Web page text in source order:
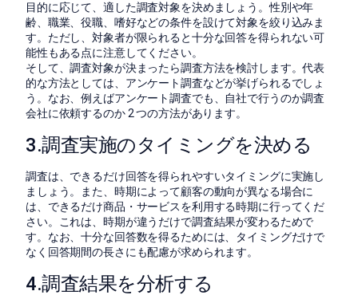
目的に応じて、適した調査対象を決めましょう。性別や年
齢、職業、役職、嗜好などの条件を設けて対象を絞り込みま
す。ただし、対象者が限られると十分な回答を得られない可
能性もある点に注意してください。
そして、調査対象が決まったら調査方法を検討します。代表
的な方法としては、アンケート調査などが挙げられるでしょ
う。なお、例えばアンケート調査でも、自社で行うのか調査
会社に依頼するのか 2 つの方法があります。
3.調査実施のタイミングを決める
調査は、できるだけ回答を得られやすいタイミングに実施し
ましょう。また、時期によって顧客の動向が異なる場合に
は、できるだけ商品・サービスを利用する時期に行ってくだ
さい。これは、時期が違うだけで調査結果が変わるためで
す。なお、十分な回答数を得るためには、タイミングだけで
なく回答期間の長さにも配慮が求められます。
4.調査結果を分析する